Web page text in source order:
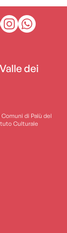
dei
di Palù del
Culturale